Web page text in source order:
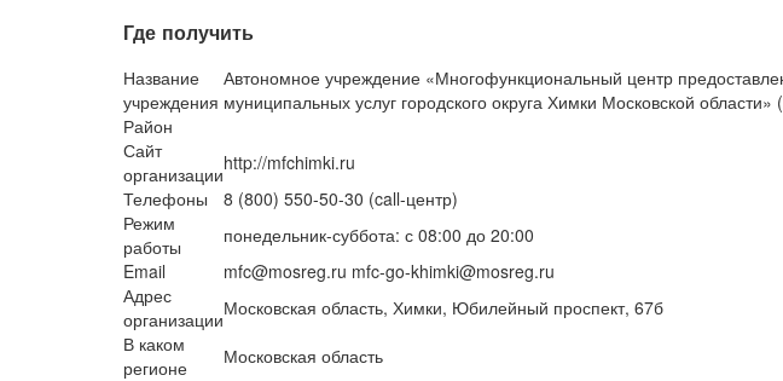
Где получить
Название
учреждения
Автономное учреждение «Многофункциональный центр
муниципальных услуг городского округа Химки Московской
Район
Сайт
организацииhttp://mfchimki.ru
Телефоны
8 (800) 550-50-30 (call-центр)
Режим
работы
понедельник-суббота: с 08:00 до 20:00
Email
mfc@mosreg.ru mfc-go-khimki@mosreg.ru
Адрес
организацииМосковская область, Химки, Юбилейный проспект, 67б
В каком
регионе
Московская область